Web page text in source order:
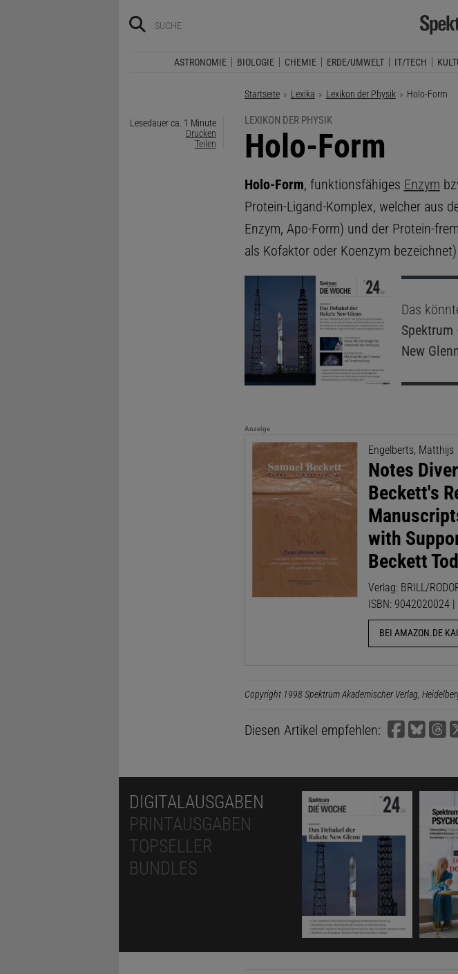
ASTRONOMIE BIOLOGIE CHEMIE ERDE/UMWELT IT/TECH
Startseite Lexika Lexikon der Physik Aktuelle Seite:
Holo-Form
Lesedauer ca. 1 Minute
Drucken
Teilen
LEXIKON DER PHYSIK
:
Holo-Form
Holo-Form, funktionsfähiges Enzym
Protein-Ligand-Komplex, welcher aus
Enzym, Apo-Form) und der Protein-
als Kofaktor oder Koenzym
Das
Spektrum
New
Anzeige
Engelberts, Matthijs
Notes
Beckett's
with
Beckett
Verlag: BRILL/
ISBN: 9042020024
BEI AMAZON.DE
Copyright 1998 Spektrum Akademischer Verlag,
Diesen Artikel empfehlen:
DIGITALAUSGABEN
PRINTAUSGABEN
TOPSELLER
BUNDLES